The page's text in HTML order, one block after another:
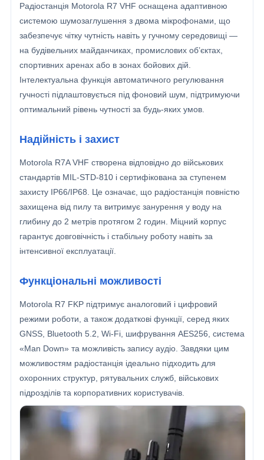
Радіостанція Motorola R7 VHF оснащена адаптивною
системою шумозаглушення з двома мікрофонами, що
забезпечує чітку чутність навіть у гучному середовищі —
на будівельних майданчиках, промислових об’єктах,
спортивних аренах або в зонах бойових дій.
Інтелектуальна функція автоматичного регулювання
гучності підлаштовується під фоновий шум, підтримуючи
оптимальний рівень чутності за будь-яких умов.
Надійність і захист
Motorola R7A VHF створена відповідно до військових
стандартів MIL-STD-810 і сертифікована за ступенем
захисту IP66/IP68. Це означає, що радіостанція повністю
захищена від пилу та витримує занурення у воду на
глибину до 2 метрів протягом 2 годин. Міцний корпус
гарантує довговічність і стабільну роботу навіть за
інтенсивної експлуатації.
Функціональні можливості
Motorola R7 FKP підтримує аналоговий і цифровий
режими роботи, а також додаткові функції, серед яких
GNSS, Bluetooth 5.2, Wi-Fi, шифрування AES256, система
«Man Down» та можливість запису аудіо. Завдяки цим
можливостям радіостанція ідеально підходить для
охоронних структур, рятувальних служб, військових
підрозділів та корпоративних користувачів.